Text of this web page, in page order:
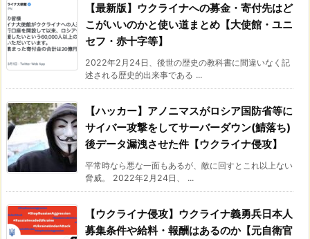
【最新版】ウクライナへの募金・寄付先はど
こがいいのかと使い道まとめ【大使館・ユニ
セフ・赤十字等】
2022年2月24日、後世の歴史の教科書に間違いなく記
述される歴史的出来事である ...
【ハッカー】アノニマスがロシア国防省等に
サイバー攻撃をしてサーバーダウン(鯖落ち)
後データ漏洩させた件【ウクライナ侵攻】
平常時なら悪な一面もあるが、敵に回すとこれ以上ない
脅威。 2022年2月24日、 ...
【ウクライナ侵攻】ウクライナ義勇兵日本人
募集条件や給料・報酬はあるのか【元自衛官